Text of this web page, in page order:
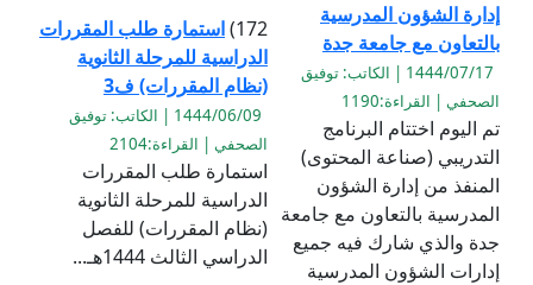
إدارة الشؤون المدرسية
بالتعاون مع جامعة جدة
1444/07/17 | الكاتب: توفيق
الصحفي | القراءة:1190
تم اليوم اختتام البرنامج
التدريبي (صناعة المحتوى)
المنفذ من إدارة الشؤون
المدرسية بالتعاون مع جامعة
جدة والذي شارك فيه جميع
إدارات الشؤون المدرسية
172) استمارة طلب المقررات
الدراسية للمرحلة الثانوية
(نظام المقررات) ف3
1444/06/09 | الكاتب: توفيق
الصحفي | القراءة:2104
استمارة طلب المقررات
الدراسية للمرحلة الثانوية
(نظام المقررات) للفصل
الدراسي الثالث 1444هـ...